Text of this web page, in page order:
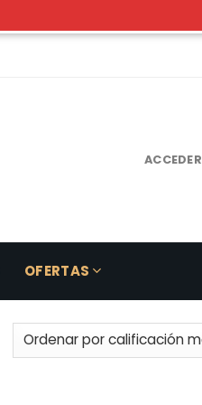
ACCEDER
OFERTAS